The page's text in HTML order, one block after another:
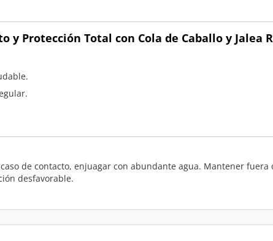
Protección Total con Cola de Caballo y Jalea
de contacto, enjuagar con abundante agua. Mantener
desfavorable.